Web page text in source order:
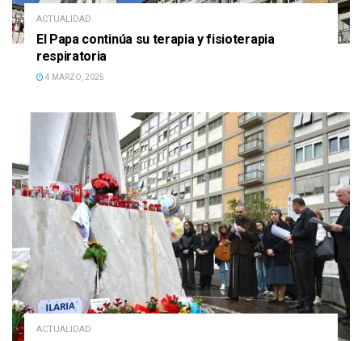
ACTUALIDAD
El Papa continúa su terapia y fisioterapia
respiratoria
4 MARZO, 2025
ACTUALIDAD